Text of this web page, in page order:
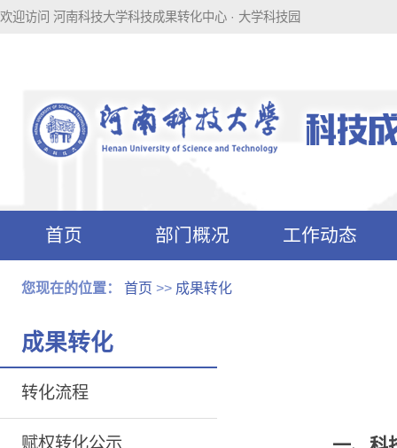
欢迎访问 河南科技大学科技成果转化中心 · 大学科技园
首页 部门概况 工作动态
科技成果转化
附件下载
科技园附件下
您现在的位置： 首页 >> 成果转化
成果转化
转化流程
赋权转化公示